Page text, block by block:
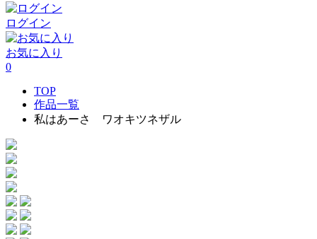
ログイン
お気に入り
0
TOP
作品一覧
私はあーさ ワオキツネザル